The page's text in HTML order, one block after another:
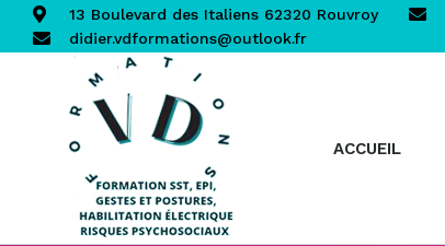
13 Boulevard des Italiens 62320 Rouvroy
didier.vdformations@outlook.fr
ACCUEIL